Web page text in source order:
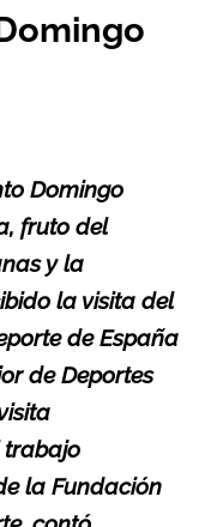
Domingo
fruto del
y la
la visita del
de España
de Deportes
trabajo
la Fundación